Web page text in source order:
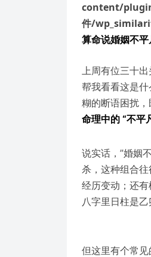
content/
件/
算命说婚姻不平
上周有位三十
帮我看看这是
糊的断语困扰，
命理中的 “不平
说实话，”婚姻
杀，这种组合
经历变动；还
八字里日柱是
但这里有个常